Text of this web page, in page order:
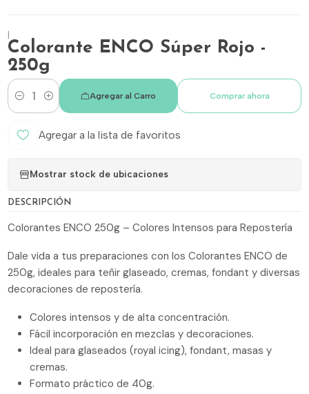
|
Colorante ENCO Súper Rojo -
250g
Cantidad
Agregar al Carro Comprar ahora
Agregar a la lista de favoritos
Mostrar stock de ubicaciones
DESCRIPCIÓN
Colorantes ENCO 250g – Colores Intensos para Repostería
Dale vida a tus preparaciones con los Colorantes ENCO de
250g, ideales para teñir glaseado, cremas, fondant y diversas
decoraciones de repostería.
Colores intensos y de alta concentración.
Fácil incorporación en mezclas y decoraciones.
Ideal para glaseados (royal icing), fondant, masas y
cremas.
Formato práctico de 40g.